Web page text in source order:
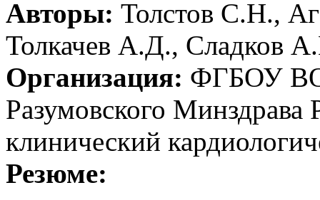
Авторы: Толстов С.Н.,
Толкачев А.Д., Сладков
Организация: ФГБОУ
Разумовского
клинический
Резюме: